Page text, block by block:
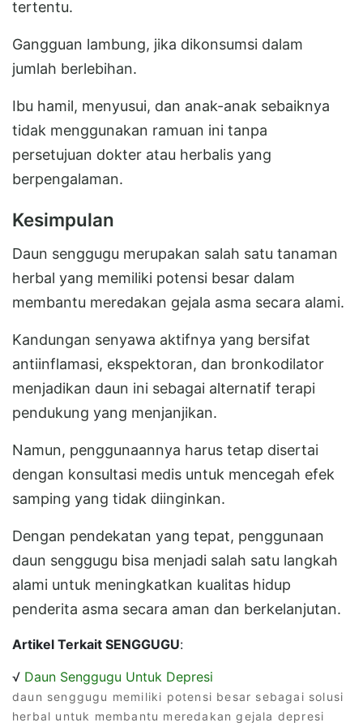
tertentu.
Gangguan lambung, jika dikonsumsi dalam
jumlah berlebihan.
Ibu hamil, menyusui, dan anak-anak sebaiknya
tidak menggunakan ramuan ini tanpa
persetujuan dokter atau herbalis yang
berpengalaman.
Kesimpulan
Daun senggugu merupakan salah satu tanaman
herbal yang memiliki potensi besar dalam
membantu meredakan gejala asma secara alami.
Kandungan senyawa aktifnya yang bersifat
antiinflamasi, ekspektoran, dan bronkodilator
menjadikan daun ini sebagai alternatif terapi
pendukung yang menjanjikan.
Namun, penggunaannya harus tetap disertai
dengan konsultasi medis untuk mencegah efek
samping yang tidak diinginkan.
Dengan pendekatan yang tepat, penggunaan
daun senggugu bisa menjadi salah satu langkah
alami untuk meningkatkan kualitas hidup
penderita asma secara aman dan berkelanjutan.
Artikel Terkait SENGGUGU:
√ Daun Senggugu Untuk Depresi
daun senggugu memiliki potensi besar sebagai solusi
herbal untuk membantu meredakan gejala depresi